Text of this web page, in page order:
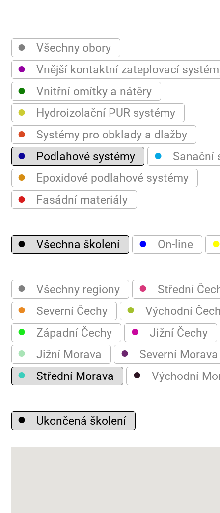
● Všechny obory
● Vnější kontaktní zateplovací
● Vnitřní omítky a nátěry
● Hydroizolační PUR systémy
● Systémy pro obklady a dlažby
● Podlahové systémy ● Sanační
● Epoxidové podlahové systémy
● Fasádní materiály
● Všechna školení ● On-line ●
● Všechny regiony ● Střední
● Severní Čechy ● Východní
● Západní Čechy ● Jižní Čechy
● Jižní Morava ● Severní Morava
● Střední Morava ● Východní
● Ukončená školení